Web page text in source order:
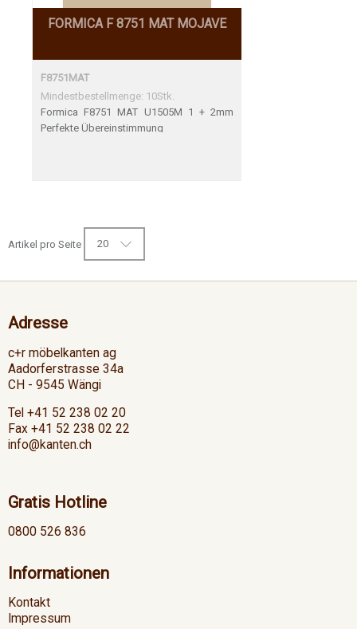
FORMICA F 8751 MAT MOJAVE
F8751MAT
Mindestbestellmenge: 10Stk.
Formica F8751 MAT U1505M 1 + 2mm
Perfekte Übereinstimmung
Artikel pro Seite 20
Adresse
c+r möbelkanten ag
Aadorferstrasse 34a
CH - 9545 Wängi
Tel +41 52 238 02 20
Fax +41 52 238 02 22
info@kanten.ch
Gratis Hotline
0800 526 836
Informationen
Kontakt
Impressum